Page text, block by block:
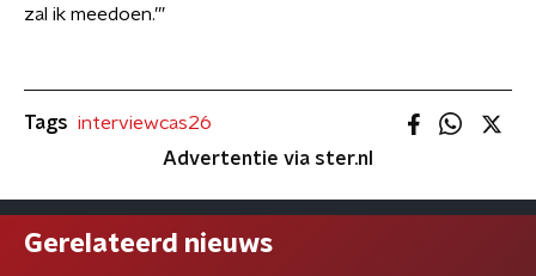
zal ik meedoen.’”
Tags interviewcas26
Advertentie via ster.nl
Gerelateerd nieuws